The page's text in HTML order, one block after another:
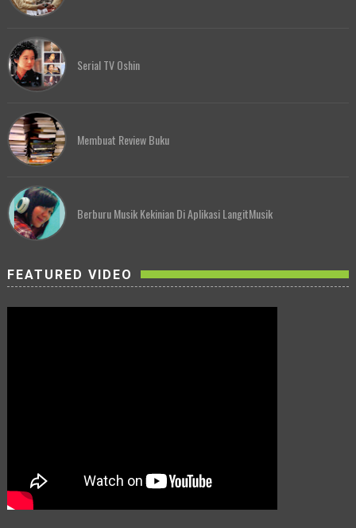
Serial TV Oshin
Membuat Review Buku
Berburu Musik Kekinian Di Aplikasi LangitMusik
FEATURED VIDEO